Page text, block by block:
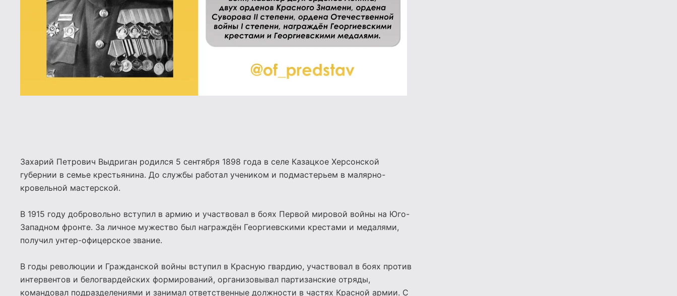
Захарий Петрович Выдриган родился 5 сентября 1898 года в селе Казацкое Херсонской
губернии в семье крестьянина. До службы работал учеником и подмастерьем в малярно-
кровельной мастерской.
В 1915 году добровольно вступил в армию и участвовал в боях Первой мировой войны на Юго-
Западном фронте. За личное мужество был награждён Георгиевскими крестами и медалями,
получил унтер-офицерское звание.
В годы революции и Гражданской войны вступил в Красную гвардию, участвовал в боях против
интервентов и белогвардейских формирований, организовывал партизанские отряды,
командовал подразделениями и занимал ответственные должности в частях Красной армии. С